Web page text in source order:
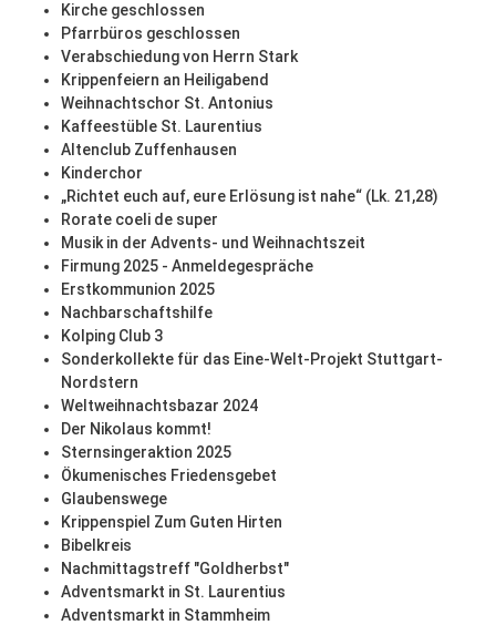
Kirche geschlossen
Pfarrbüros geschlossen
Verabschiedung von Herrn Stark
Krippenfeiern an Heiligabend
Weihnachtschor St. Antonius
Kaffeestüble St. Laurentius
Altenclub Zuffenhausen
Kinderchor
„Richtet euch auf, eure Erlösung ist nahe“ (Lk. 21,28)
Rorate coeli de super
Musik in der Advents- und Weihnachtszeit
Firmung 2025 - Anmeldegespräche
Erstkommunion 2025
Nachbarschaftshilfe
Kolping Club 3
Sonderkollekte für das Eine-Welt-Projekt Stuttgart-
Nordstern
Weltweihnachtsbazar 2024
Der Nikolaus kommt!
Sternsingeraktion 2025
Ökumenisches Friedensgebet
Glaubenswege
Krippenspiel Zum Guten Hirten
Bibelkreis
Nachmittagstreff "Goldherbst"
Adventsmarkt in St. Laurentius
Adventsmarkt in Stammheim